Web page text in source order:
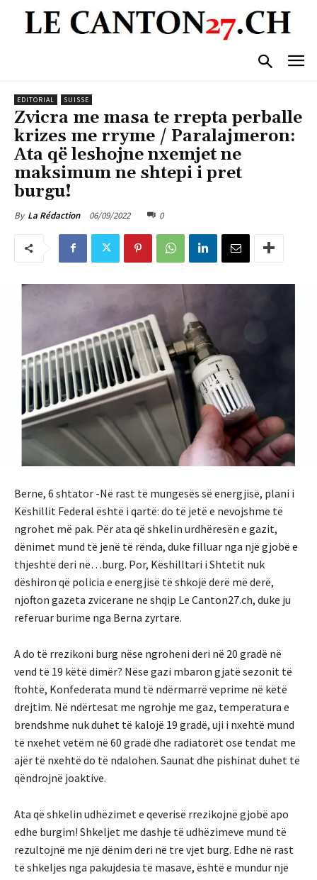
EDITORIAL SUISSE
Zvicra me masa te rrepta perballe
krizes me rryme / Paralajmeron:
Ata që leshojne nxemjet ne
maksimum ne shtepi i pret
burgu!
By La Rédaction 06/09/2022 0
Berne, 6 shtator -Në rast të mungesës së energjisë, plani i
Këshillit Federal është i qartë: do të jetë e nevojshme të
ngrohet më pak. Për ata që shkelin urdhëresën e gazit,
dënimet mund të jenë të rënda, duke filluar nga një gjobë e
thjeshtë deri në…burg. Por, Këshilltari i Shtetit nuk
dëshiron që policia e energjisë të shkojë derë më derë,
njofton gazeta zvicerane ne shqip Le Canton27.ch, duke ju
referuar burime nga Berna zyrtare.
A do të rrezikoni burg nëse ngroheni deri në 20 gradë në
vend të 19 këtë dimër? Nëse gazi mbaron gjatë sezonit të
ftohtë, Konfederata mund të ndërmarrë veprime në këtë
drejtim. Në ndërtesat me ngrohje me gaz, temperatura e
brendshme nuk duhet të kalojë 19 gradë, uji i nxehtë mund
të nxehet vetëm në 60 gradë dhe radiatorët ose tendat me
ajër të nxehtë do të ndalohen. Saunat dhe pishinat duhet të
qëndrojnë joaktive.
Ata që shkelin udhëzimet e qeverisë rrezikojnë gjobë apo
edhe burgim! Shkeljet me dashje të udhëzimeve mund të
rezultojnë me një dënim deri në tre vjet burg. Edhe në rast
të shkeljes nga pakujdesia të masave, është e mundur një